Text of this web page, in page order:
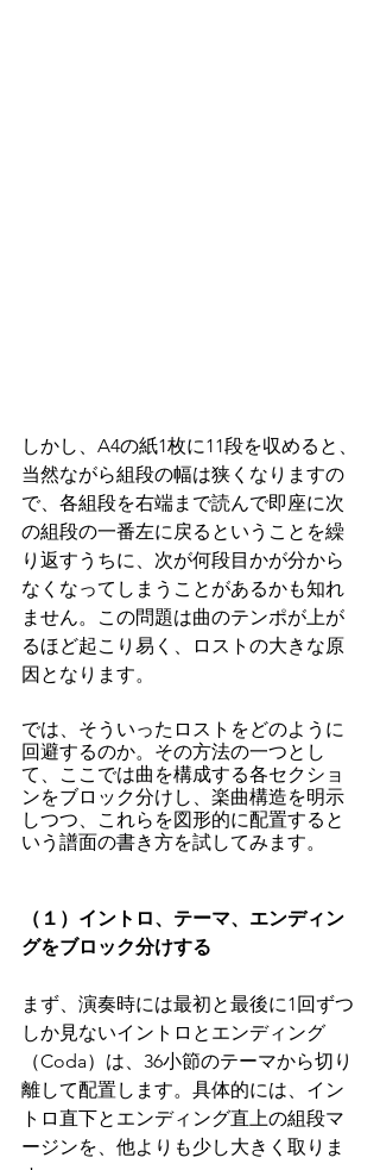
しかし、A4の紙1枚に11段を収めると、
当然ながら組段の幅は狭くなりますの
で、各組段を右端まで読んで即座に次
の組段の一番左に戻るということを繰
り返すうちに、次が何段目かが分から
なくなってしまうことがあるかも知れ
ません。この問題は曲のテンポが上が
るほど起こり易く、ロストの大きな原
因となります。
では、そういったロストをどのように
回避するのか。その方法の一つとし
て、ここでは曲を構成する各セクショ
ンをブロック分けし、楽曲構造を明示
しつつ、これらを図形的に配置すると
いう譜面の書き方を試してみます。
（１）イントロ、テーマ、エンディン
グをブロック分けする
まず、演奏時には最初と最後に1回ずつ
しか見ないイントロとエンディング
（Coda）は、36小節のテーマから切り
離して配置します。具体的には、イン
トロ直下とエンディング直上の組段マ
ージンを、他よりも少し大きく取りま